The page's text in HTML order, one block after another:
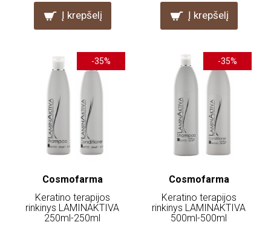
Į krepšelį Į krepšelį
-35%
Cosmofarma
Keratino terapijos
rinkinys LAMINAKTIVA
250ml-250ml
-35%
Cosmofarma
Keratino terapijos
rinkinys LAMINAKTIVA
500ml-500ml